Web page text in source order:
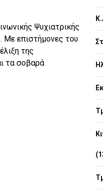
Ψυχιατρικής
Με επιστήμονες του
της
τα σοβαρά